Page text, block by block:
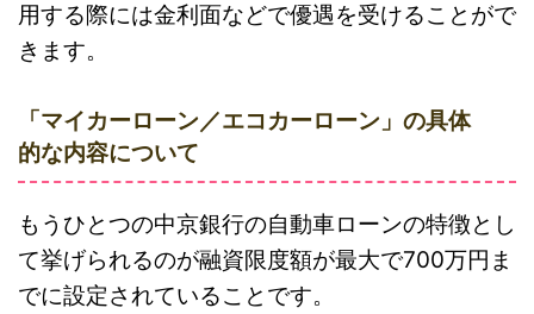
用する際には金利面などで優遇を受けることがで
きます。
「マイカーローン／エコカーローン」の具体
的な内容について
もうひとつの中京銀行の自動車ローンの特徴とし
て挙げられるのが融資限度額が最大で700万円ま
でに設定されていることです。